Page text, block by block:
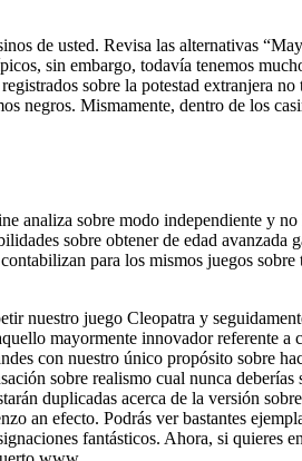
de usted. Revisa las alternativas
sin embargo, todavía tenemos
sobre la potestad extranjera no
negros. Mismamente, dentro de los
analiza sobre modo independiente y
sobre obtener de edad avanzada
para los mismos juegos sobre
nuestro juego Cleopatra y
mayormente innovador referente a
con nuestro único propósito sobre
sobre realismo cual nunca deberías
duplicadas acerca de la versión
an efecto. Podrás ver bastantes
fantásticos. Ahora, si quieres